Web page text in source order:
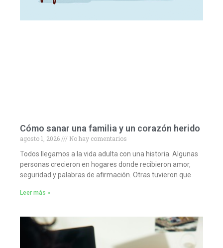
Cómo sanar una familia y un corazón herido
agosto 1, 2026
No hay comentarios
Todos llegamos a la vida adulta con una historia. Algunas
personas crecieron en hogares donde recibieron amor,
seguridad y palabras de afirmación. Otras tuvieron que
Leer más »